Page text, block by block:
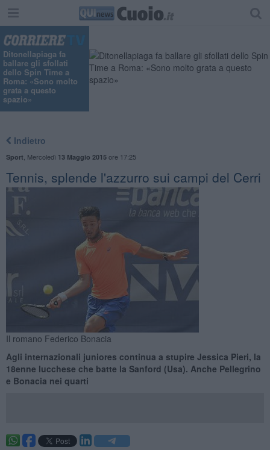
Ditonellapiaga fa
ballare gli sfollati
dello Spin Time a
Roma: «Sono molto
grata a questo
spazio»
Indietro
Sport Mercoledì 13 Maggio 2015ore 17:25
Tennis, splende l'azzurro sui campi del Cerri
Il romano Federico Bonacia
Agli internazionali juniores continua a stupire Jessica Pieri, la
18enne lucchese che batte la Sanford (Usa). Anche Pellegrino
e Bonacia nei quarti